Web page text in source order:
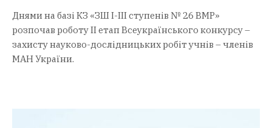
Днями на базі КЗ «ЗШ І-ІІІ ступенів № 26 ВМР»
розпочав роботу ІІ етап Всеукраїнського конкурсу –
захисту науково-дослідницьких робіт учнів – членів
МАН України.